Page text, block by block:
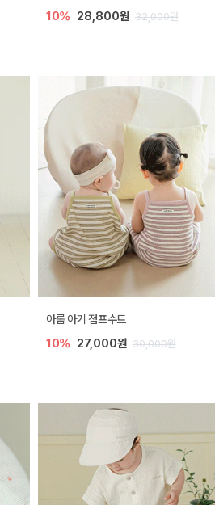
10% 28,800원 32,000원
아롬 아기 점프수트
10% 27,000원 30,000원